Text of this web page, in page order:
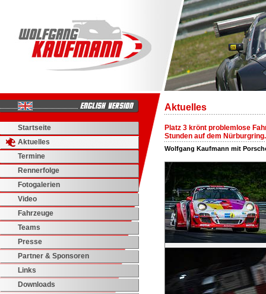
Startseite
Aktuelles
Termine
Rennerfolge
Fotogalerien
Video
Fahrzeuge
Teams
Presse
Partner & Sponsoren
Links
Downloads
Aktuelles
Platz 3 krönt problemlose
Stunden auf dem Nürburgring.
Wolfgang Kaufmann mit